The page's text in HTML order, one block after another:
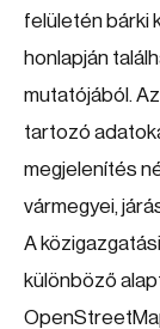
felületén bárki
honlapján
mutatójából.
tartozó
megjelenítés
vármegyei,
A
különböző